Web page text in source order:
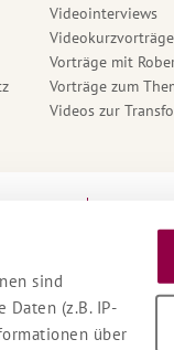
sind
Daten (z.B. IP-
über
Videointerviews
Videokurzvorträge
Vorträge mit
Vorträge zum
Videos zur